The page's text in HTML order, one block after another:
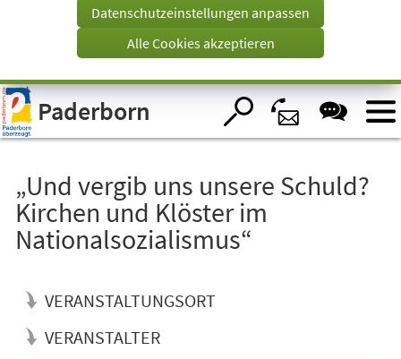
Visuelle
Assistenzsoftware
öffnen.
Tab)
Datenschutzeinstellungen anpassen
Alle Cookies akzeptieren
Paderborn
„Und vergib uns unsere Schuld?
Kirchen und Klöster im
Nationalsozialismus“
VERANSTALTUNGSORT
VERANSTALTER